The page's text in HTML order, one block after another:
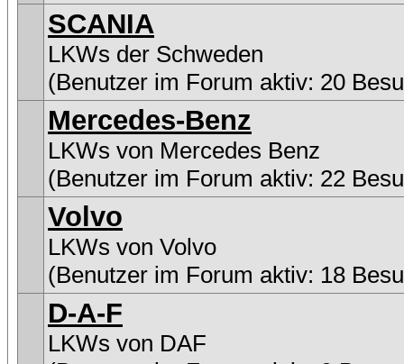
SCANIA
LKWs der Schweden
(Benutzer im Forum aktiv: 20
Mercedes-Benz
LKWs von Mercedes Benz
(Benutzer im Forum aktiv: 22
Volvo
LKWs von Volvo
(Benutzer im Forum aktiv: 18
D-A-F
LKWs von DAF